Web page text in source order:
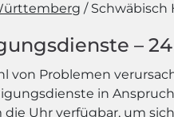
Schwäbisch
–
von Problemen
in
Uhr verfügbar, um